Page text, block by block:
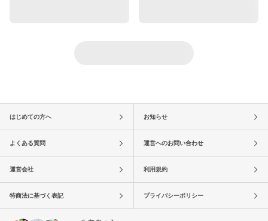
はじめての方へ お知らせ
よくある質問 運営へのお問い合わせ
運営会社 利用規約
特商法に基づく表記 プライバシーポリシー